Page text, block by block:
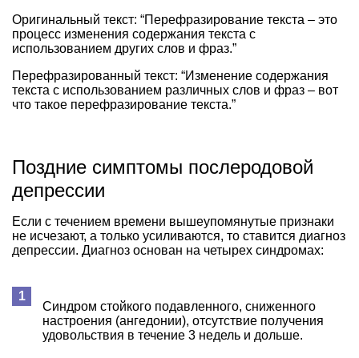
Оригинальный текст: “Перефразирование текста – это
процесс изменения содержания текста с
использованием других слов и фраз.”
Перефразированный текст: “Изменение содержания
текста с использованием различных слов и фраз – вот
что такое перефразирование текста.”
Поздние симптомы послеродовой
депрессии
Если с течением времени вышеупомянутые признаки
не исчезают, а только усиливаются, то ставится диагноз
депрессии. Диагноз основан на четырех синдромах:
Синдром стойкого подавленного, сниженного
настроения (ангедонии), отсутствие получения
удовольствия в течение 3 недель и дольше.